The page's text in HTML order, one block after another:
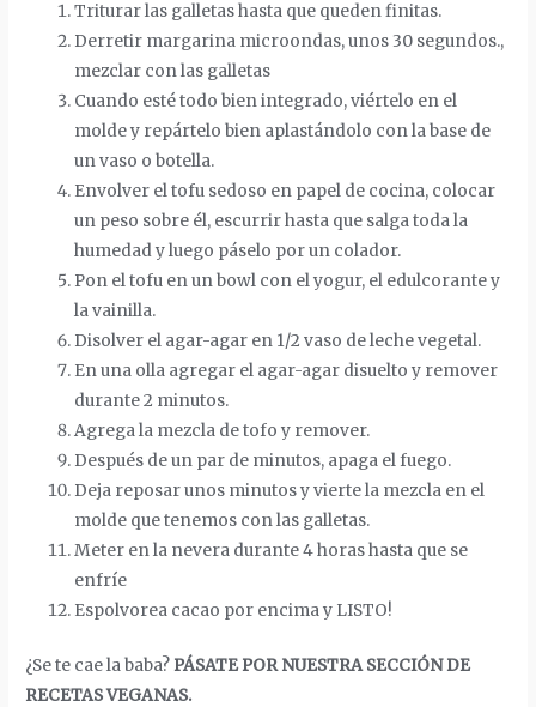
Triturar las galletas hasta que queden finitas.
Derretir margarina microondas, unos 30 segundos.,
mezclar con las galletas
Cuando esté todo bien integrado, viértelo en el
molde y repártelo bien aplastándolo con la base de
un vaso o botella.
Envolver el tofu sedoso en papel de cocina, colocar
un peso sobre él, escurrir hasta que salga toda la
humedad y luego páselo por un colador.
Pon el tofu en un bowl con el yogur, el edulcorante y
la vainilla.
Disolver el agar-agar en 1/2 vaso de leche vegetal.
En una olla agregar el agar-agar disuelto y remover
durante 2 minutos.
Agrega la mezcla de tofo y remover.
Después de un par de minutos, apaga el fuego.
Deja reposar unos minutos y vierte la mezcla en el
molde que tenemos con las galletas.
Meter en la nevera durante 4 horas hasta que se
enfríe
Espolvorea cacao por encima y LISTO!
¿Se te cae la baba? PÁSATE POR NUESTRA SECCIÓN DE
RECETAS VEGANAS.